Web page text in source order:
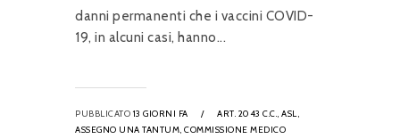
danni permanenti che i vaccini COVID-
19, in alcuni casi, hanno...
PUBBLICATO 13 GIORNI FA / ART. 2043 C.C., ASL,
ASSEGNO UNA TANTUM, COMMISSIONE MEDICO